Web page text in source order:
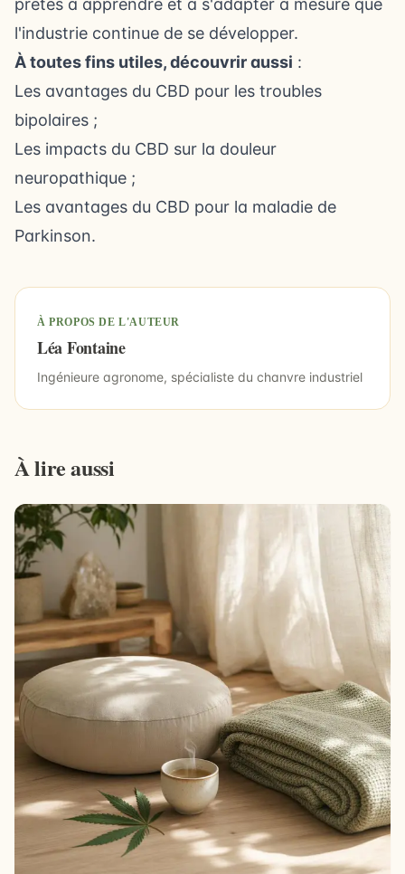
prêtes à apprendre et à s'adapter à mesure que
l'industrie continue de se développer.
À toutes fins utiles, découvrir aussi :
Les avantages du CBD pour les troubles
bipolaires ;
Les impacts du CBD sur la douleur
neuropathique ;
Les avantages du CBD pour la maladie de
Parkinson.
À PROPOS DE L'AUTEUR
Léa Fontaine
Ingénieure agronome, spécialiste du chanvre industriel
À lire aussi